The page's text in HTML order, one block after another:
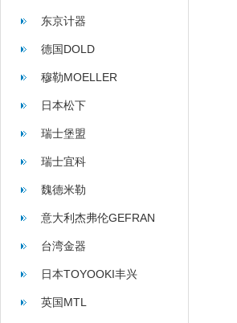
东京计器
德国DOLD
穆勒MOELLER
日本松下
瑞士堡盟
瑞士宜科
魏德米勒
意大利杰弗伦GEFRAN
台湾金器
日本TOYOOKI丰兴
英国MTL